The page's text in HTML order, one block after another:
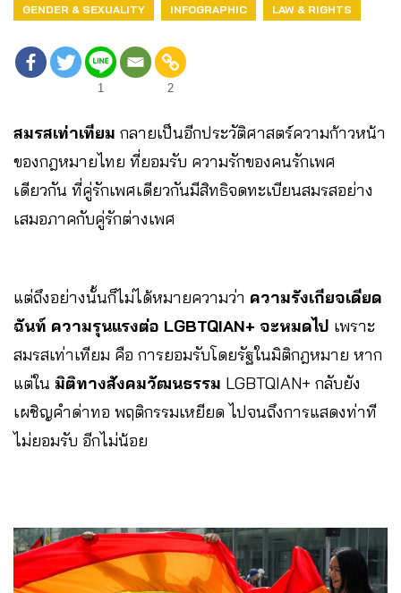
GENDER & SEXUALITY INFOGRAPHIC LAW & RIGHTS
1 2
สมรสเท่าเทียม กลายเป็นอีกประวัติศาสตร์ความก้าวหน้า
ของกฎหมายไทย ที่ยอมรับ ความรักของคนรักเพศ
เดียวกัน ที่คู่รักเพศเดียวกันมีสิทธิจดทะเบียนสมรสอย่าง
เสมอภาคกับคู่รักต่างเพศ
แต่ถึงอย่างนั้นก็ไม่ได้หมายความว่า ความรังเกียจเดียด
ฉันท์ ความรุนแรงต่อ LGBTQIAN+ จะหมดไป เพราะ
สมรสเท่าเทียม คือ การยอมรับโดยรัฐในมิติกฎหมาย หาก
แต่ใน มิติทางสังคมวัฒนธรรม LGBTQIAN+ กลับยัง
เผชิญคำด่าทอ พฤติกรรมเหยียด ไปจนถึงการแสดงท่าที
ไม่ยอมรับ อีกไม่น้อย